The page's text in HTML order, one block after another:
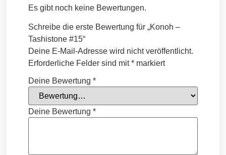
Es gibt noch keine Bewertungen.
Schreibe die erste Bewertung für „Konoh –
Tashistone #15“
Deine E-Mail-Adresse wird nicht veröffentlicht.
Erforderliche Felder sind mit* markiert
Deine Bewertung*
Deine Bewertung*